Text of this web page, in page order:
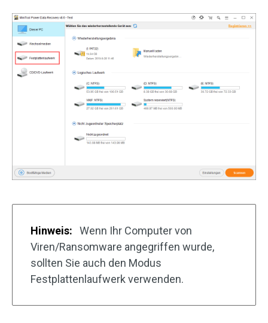
Hinweis:
Wenn Ihr Computer von
Viren/Ransomware angegriffen wurde,
sollten Sie auch den Modus
Festplattenlaufwerk verwenden.